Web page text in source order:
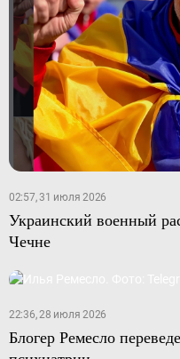
02:57, 31 июля 2026
Украинский военный
Чечне
22:36, 28 июля 2026
Блогер Ремесло